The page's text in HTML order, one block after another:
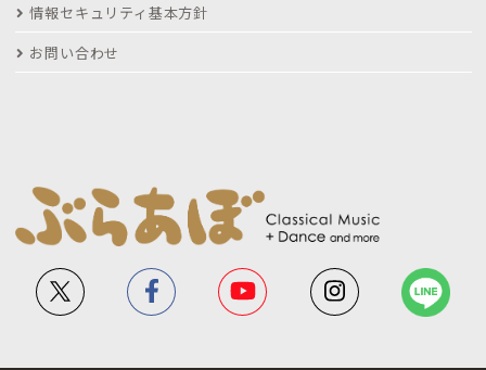
情報セキュリティ基本方針
お問い合わせ